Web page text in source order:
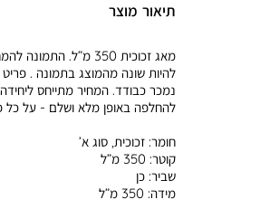
תיאור מוצר
מאג זכוכית 350 מ”ל.
להיות שונה מהמוצג בתמונה .
נמכר כבודד. המחיר מתייחס
להחלפה באופן מלא ושלם - על כל
חומר:זכוכית, סוג א’
קוטר: 350 מ”ל
שביר:כן
מידה: 350 מ”ל